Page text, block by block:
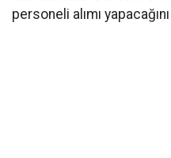
personeli alımı